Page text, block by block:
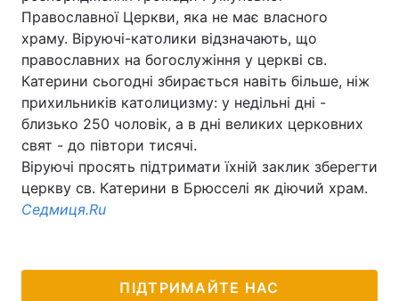
Православної Церкви, яка не має власного
храму. Віруючі-католики відзначають, що
православних на богослужіння у церкві св.
Катерини сьогодні збирається навіть більше, ніж
прихильників католицизму: у недільні дні -
близько 250 чоловік, а в дні великих церковних
свят - до півтори тисячі.
Віруючі просять підтримати їхній заклик зберегти
церкву св. Катерини в Брюсселі як діючий храм.
Седмиця.Ru
ПІДТРИМАЙТЕ НАС